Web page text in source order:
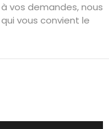
vos demandes, nous
vous convient le